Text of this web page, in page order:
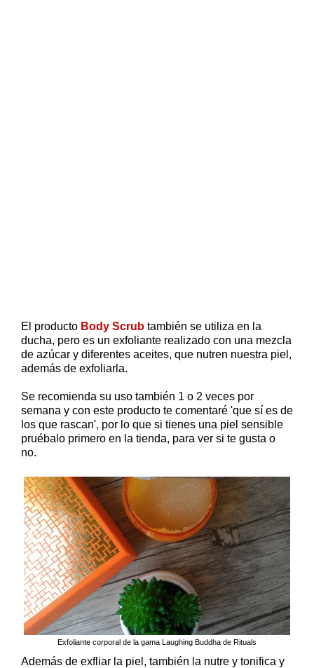
El producto Body Scrub también se utiliza en la
ducha, pero es un exfoliante realizado con una mezcla
de azúcar y diferentes aceites, que nutren nuestra piel,
además de exfoliarla.
Se recomienda su uso también 1 o 2 veces por
semana y con este producto te comentaré 'que sí es de
los que rascan', por lo que si tienes una piel sensible
pruébalo primero en la tienda, para ver si te gusta o
no.
Exfoliante corporal de la gama Laughing Buddha de Rituals
Además de exfliar la piel, también la nutre y tonifica y